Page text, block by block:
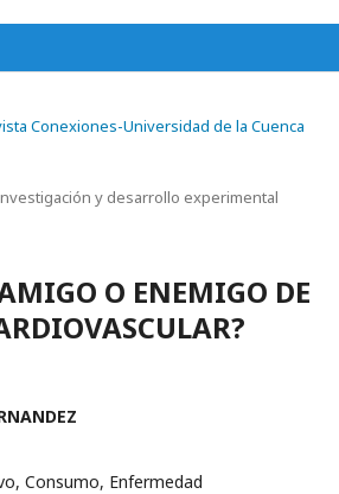
Conexiones-Universidad de la Cuenca
y desarrollo experimental
O ENEMIGO DE
Consumo, Enfermedad